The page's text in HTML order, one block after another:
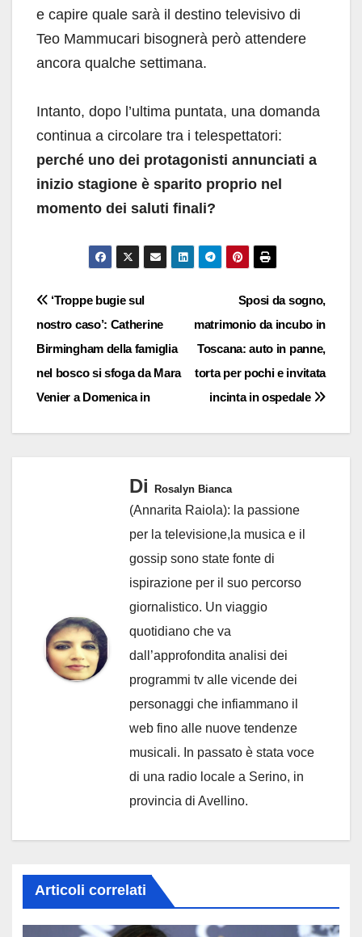
e capire quale sarà il destino televisivo di
Teo Mammucari bisognerà però attendere
ancora qualche settimana.
Intanto, dopo l’ultima puntata, una domanda
continua a circolare tra i telespettatori:
perché uno dei protagonisti annunciati a
inizio stagione è sparito proprio nel
momento dei saluti finali?
Navigazione
articoli
Sposi da sogno,
matrimonio da incubo in
Toscana: auto in panne,
torta per pochi e invitata
incinta in ospedale
‘Troppe bugie sul
nostro caso’: Catherine
Birmingham della famiglia
nel bosco si sfoga da Mara
Venier a Domenica in
Di Rosalyn Bianca
(Annarita Raiola): la passione
per la televisione,la musica e il
gossip sono state fonte di
ispirazione per il suo percorso
giornalistico. Un viaggio
quotidiano che va
dall’approfondita analisi dei
programmi tv alle vicende dei
personaggi che infiammano il
web fino alle nuove tendenze
musicali. In passato è stata voce
di una radio locale a Serino, in
provincia di Avellino.
Articoli correlati